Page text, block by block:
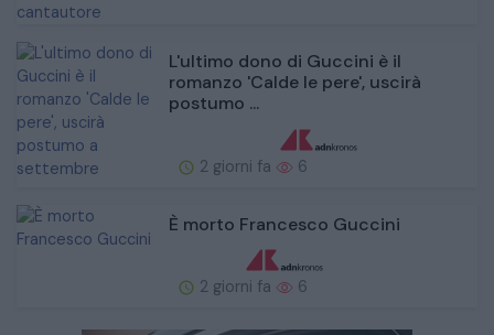
L'ultimo dono di Guccini è il
romanzo 'Calde le pere', uscirà
postumo ...
2 giorni fa 6
È morto Francesco Guccini
2 giorni fa 6